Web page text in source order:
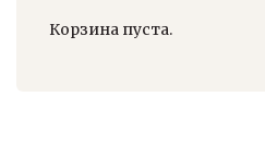
Корзина пуста.